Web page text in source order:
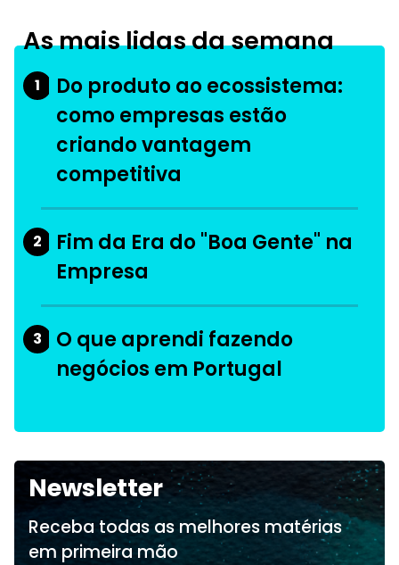
As mais lidas da semana
1
Do produto ao ecossistema:
como empresas estão
criando vantagem
competitiva
2
Fim da Era do "Boa Gente" na
Empresa
3
O que aprendi fazendo
negócios em Portugal
Newsletter
Receba todas as melhores matérias
em primeira mão